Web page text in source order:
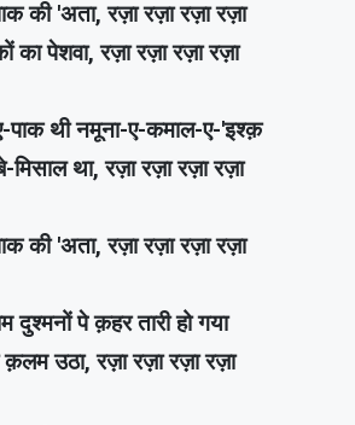
की 'अता, रज़ा रज़ा रज़ा रज़ा
का पेशवा, रज़ा रज़ा रज़ा रज़ा
पाक थी नमूना-ए-कमाल-ए-'इश्क़
मिसाल था, रज़ा रज़ा रज़ा रज़ा
की 'अता, रज़ा रज़ा रज़ा रज़ा
दुश्मनों पे क़हर तारी हो गया
क़लम उठा, रज़ा रज़ा रज़ा रज़ा